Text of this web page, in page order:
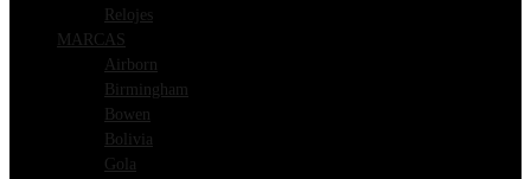
Relojes
MARCAS
Airborn
Birmingham
Bowen
Bolivia
Gola